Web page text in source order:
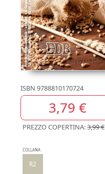
ISBN 9788810170724
3,79 €
PREZZO COPERTINA:3,99 €
COLLANA
R2